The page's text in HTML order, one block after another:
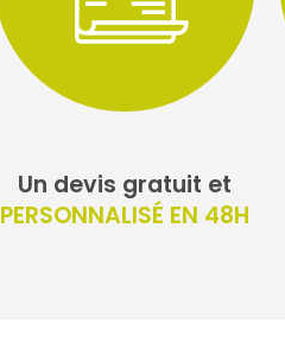
Un devis gratuit et
PERSONNALISÉ EN 48H